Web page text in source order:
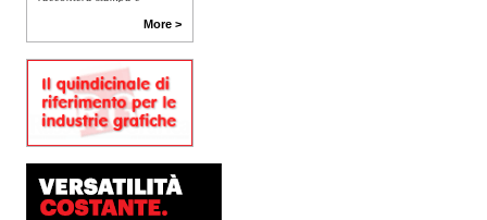
package printing alle
Una...
Platinum Technologies
presenta SIGNATURE
approfondita delle reali
esigenze produttive del
mercato, Platinum
More >